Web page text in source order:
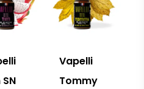
Vapelli
Tommy